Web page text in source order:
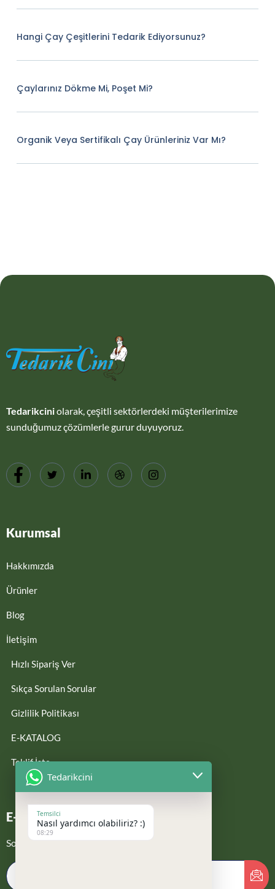
Hangi Çay Çeşitlerini Tedarik Ediyorsunuz?
Çaylarınız Dökme Mi, Poşet Mi?
Organik Veya Sertifikalı Çay Ürünleriniz Var Mı?
Tedarikciniolarak, çeşitli sektörlerdeki müşterilerimize
sunduğumuz çözümlerle gurur duyuyoruz.
Kurumsal
Hakkımızda
Ürünler
Blog
İletişim
Hızlı Sipariş Ver
Sıkça Sorulan Sorular
Gizlilik Politikası
E-KATALOG
Teklif İste
E-Bültene Kayıt Ol
Son güncellemelerden haberdar ol
Tedarikcini
Temsilci
Nasıl yardımcı olabiliriz? :)
08:29